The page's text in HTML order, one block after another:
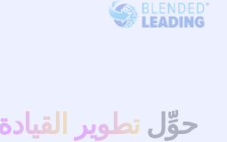
About Us
حوِّل تطوير القيادة